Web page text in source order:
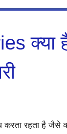
क्या
करता रहता है